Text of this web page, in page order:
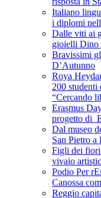
Italiano
i diplomi
Dalle viti ai
gioielli Dino
Bravissimi
D’Autunno
Roya
200 studenti
“Cercando
Erasmus
progetto di
Dal museo
San Pietro a
Figli dei fiori
vivaio
Podio Per
Canossa
Reggio